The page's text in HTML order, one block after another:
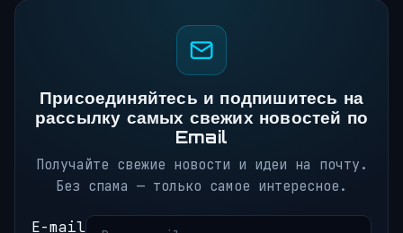
Присоединяйтесь и подпишитесь на
рассылку самых свежих новостей по
Email
Получайте свежие новости и идеи на почту.
Без спама — только самое интересное.
E-mail